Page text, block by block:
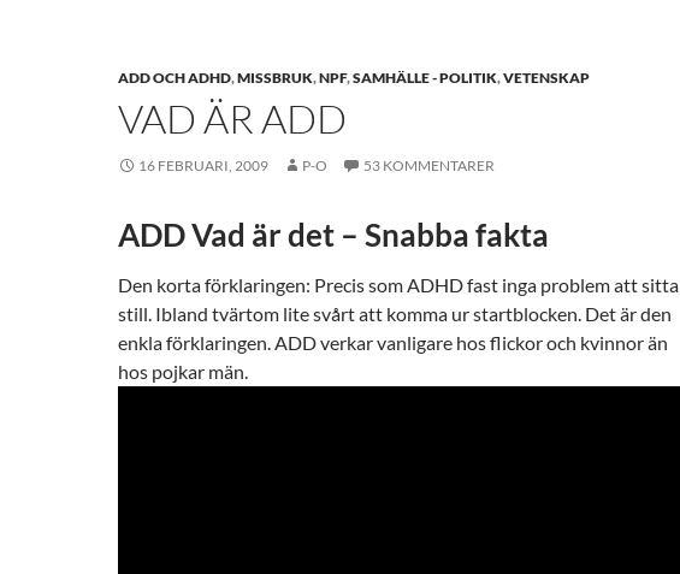
ADD OCH ADHD,MISSBRUK,NPF,SAMHÄLLE - POLITIK,VETENSKAP
VAD ÄR ADD
16 FEBRUARI, 2009 P-O 53 KOMMENTARER
ADD Vad är det – Snabba fakta
Den korta förklaringen: Precis som ADHD fast inga problem att sitta
still. Ibland tvärtom lite svårt att komma ur startblocken. Det är den
enkla förklaringen. ADD verkar vanligare hos flickor och kvinnor än
hos pojkar män.